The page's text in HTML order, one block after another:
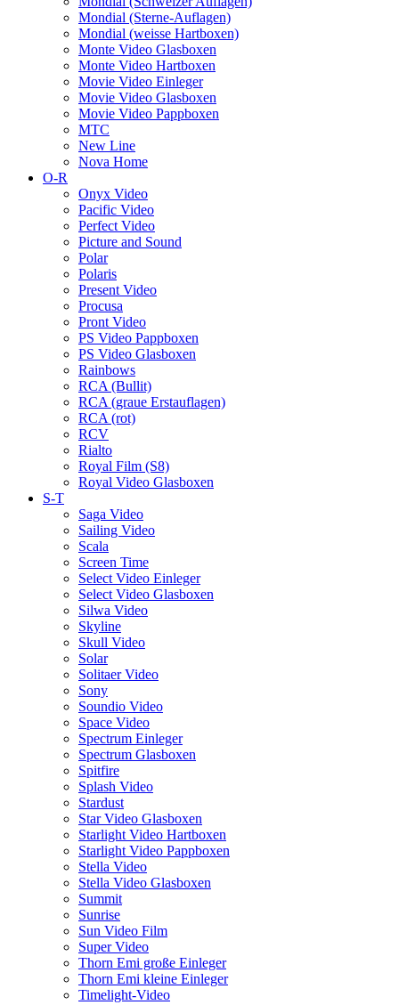
Mondial (Sterne-Auflagen)
Mondial (weisse Hartboxen)
Monte Video Glasboxen
Monte Video Hartboxen
Movie Video Einleger
Movie Video Glasboxen
Movie Video Pappboxen
MTC
New Line
Nova Home
O-R
Onyx Video
Pacific Video
Perfect Video
Picture and Sound
Polar
Polaris
Present Video
Procusa
Pront Video
PS Video Pappboxen
PS Video Glasboxen
Rainbows
RCA (Bullit)
RCA (graue Erstauflagen)
RCA (rot)
RCV
Rialto
Royal Film (S8)
Royal Video Glasboxen
S-T
Saga Video
Sailing Video
Scala
Screen Time
Select Video Einleger
Select Video Glasboxen
Silwa Video
Skyline
Skull Video
Solar
Solitaer Video
Sony
Soundio Video
Space Video
Spectrum Einleger
Spectrum Glasboxen
Spitfire
Splash Video
Stardust
Star Video Glasboxen
Starlight Video Hartboxen
Starlight Video Pappboxen
Stella Video
Stella Video Glasboxen
Summit
Sunrise
Sun Video Film
Super Video
Thorn Emi große Einleger
Thorn Emi kleine Einleger
Timelight-Video